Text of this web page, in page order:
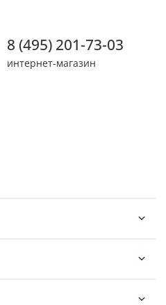
8 (495) 201-73-03
интернет-магазин